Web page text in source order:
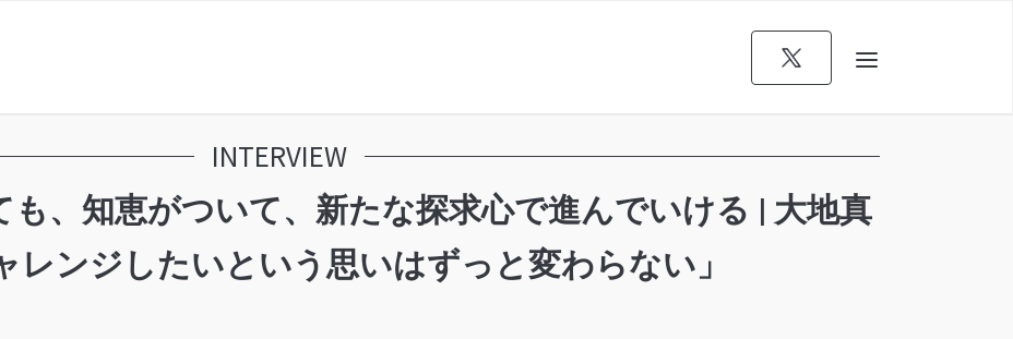
INTERVIEW
、知恵がついて、新たな探求心で進んでいける | 大地真
レンジしたいという思いはずっと変わらない」